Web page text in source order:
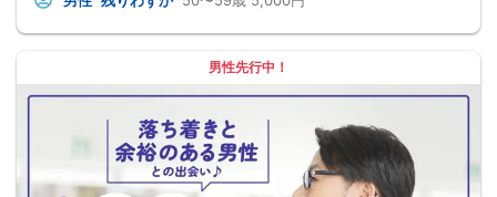
男性先行中！